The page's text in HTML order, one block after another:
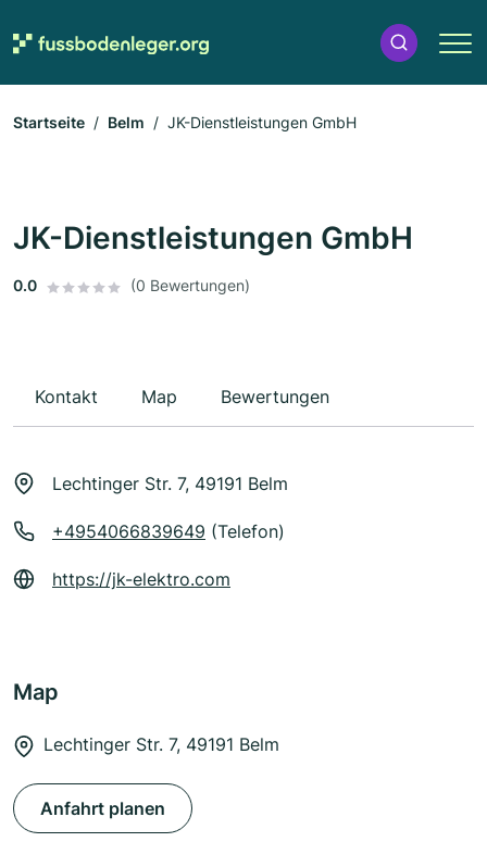
Startseite Belm JK-Dienstleistungen GmbH
JK-Dienstleistungen GmbH
0.0 (0 Bewertungen)
Kontakt Map Bewertungen
Lechtinger Str. 7, 49191 Belm
+4954066839649 (Telefon)
https://jk-elektro.com
Map
Lechtinger Str. 7, 49191 Belm
Anfahrt planen